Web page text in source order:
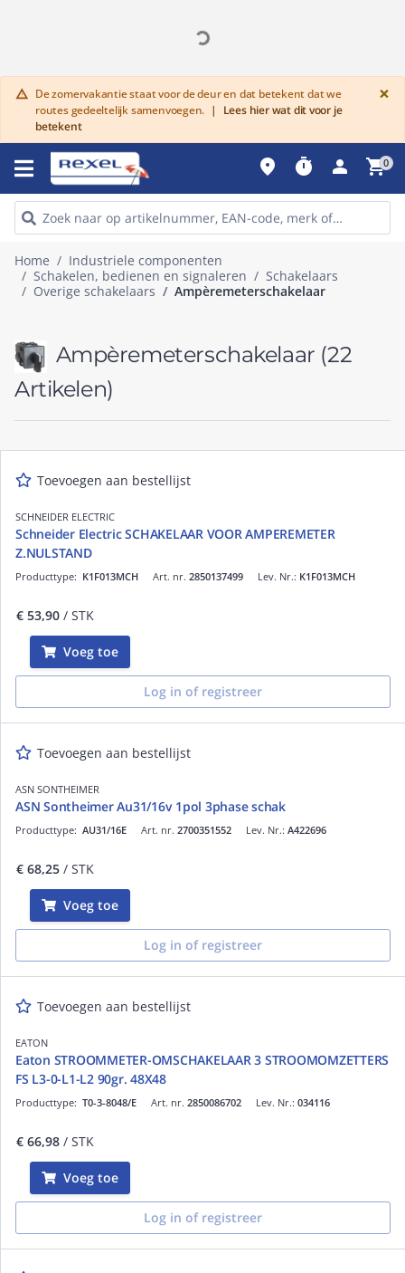
warning De zomervakantie staat voor de deur en dat betekent dat we
routes gedeeltelijk samenvoegen. |
Lees hier wat dit voor je
betekent
×
place timer person shopping_cart0
Home
Industriele componenten
Schakelen, bedienen en signaleren
Schakelaars
Overige schakelaars
Ampèremeterschakelaar
Ampèremeterschakelaar (22
Artikelen)
Toevoegen aan bestellijst
SCHNEIDER ELECTRIC
Schneider Electric SCHAKELAAR VOOR AMPEREMETER
Z.NULSTAND
Art. nr. 2850137499
Producttype: K1F013MCH Lev. Nr.: K1F013MCH
€ 53,90 / STK
Voeg toe
Log in of registreer
Toevoegen aan bestellijst
ASN SONTHEIMER
ASN Sontheimer Au31/16v 1pol 3phase schak
Art. nr. 2700351552
Producttype: AU31/16E Lev. Nr.: A422696
€ 68,25 / STK
Voeg toe
Log in of registreer
Toevoegen aan bestellijst
EATON
Eaton STROOMMETER-OMSCHAKELAAR 3 STROOMOMZETTERS
FS L3-0-L1-L2 90gr. 48X48
Art. nr. 2850086702
Producttype: T0-3-8048/E Lev. Nr.: 034116
€ 66,98 / STK
Voeg toe
Log in of registreer